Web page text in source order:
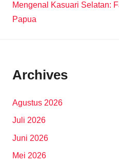
Mengenal Kasuari Selatan:
Papua
Archives
Agustus 2026
Juli 2026
Juni 2026
Mei 2026